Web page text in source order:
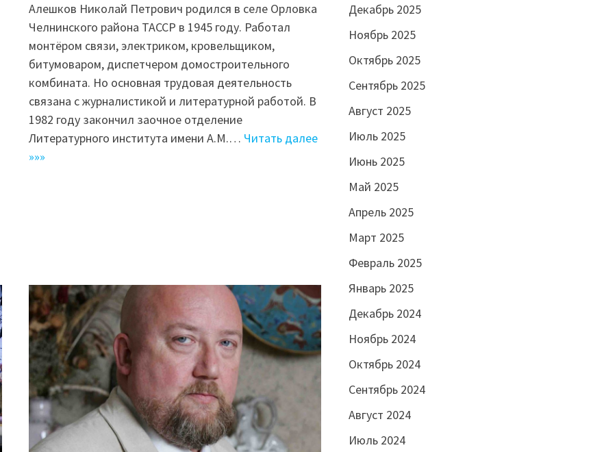
Алешков Николай Петрович родился в селе Орловка
Челнинского района ТАССР в 1945 году. Работал
монтёром связи, электриком, кровельщиком,
битумоваром, диспетчером домостроительного
комбината. Но основная трудовая деятельность
связана с журналистикой и литературной работой. В
1982 году закончил заочное отделение
Литературного института имени А.М.… Читать далее
»»»
Декабрь 2025
Ноябрь 2025
Октябрь 2025
Сентябрь 2025
Август 2025
Июль 2025
Июнь 2025
Май 2025
Апрель 2025
Март 2025
Февраль 2025
Январь 2025
Декабрь 2024
Ноябрь 2024
Октябрь 2024
Сентябрь 2024
Август 2024
Июль 2024